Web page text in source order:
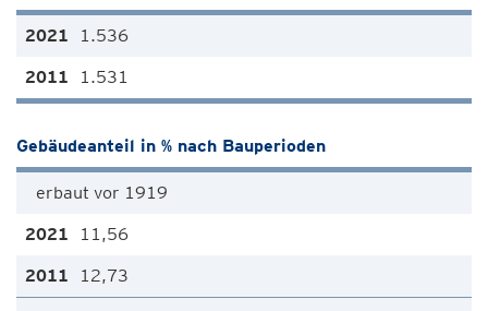
1.536
1.531
Gebäudeanteil in % nach Bauperioden
erbaut vor 1919
11,56
12,73